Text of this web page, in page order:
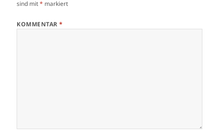
sind mit* markiert
KOMMENTAR*